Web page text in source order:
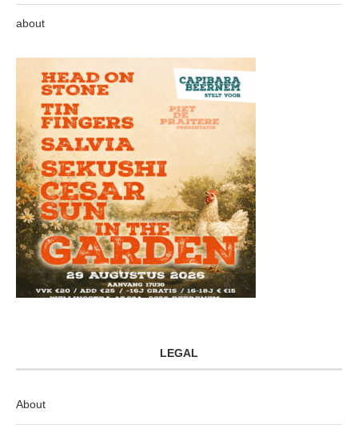
about
LEGAL
About